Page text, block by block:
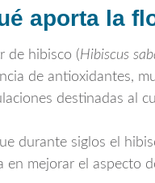
aporta la
de hibisco (Hibiscus
de antioxidantes,
destinadas al
durante siglos el
en mejorar el aspecto